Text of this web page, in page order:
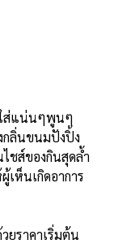
ส่แน่นๆพูนๆ
ลิ่นขนมปังปิ้ง
ชส์ของกินสุดล้ำ
ห็นเกิดอาการ
ยราคาเริ่มต้น